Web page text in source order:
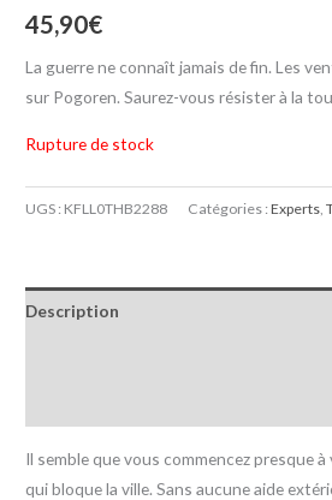
45,90€
La guerre ne connaît jamais de fin. Les
sur Pogoren. Saurez-vous résister à la
Rupture de stock
UGS : KFLL0THB2288 Catégories :Experts ,
Description
Il semble que vous commencez presque
qui bloque la ville. Sans aucune aide